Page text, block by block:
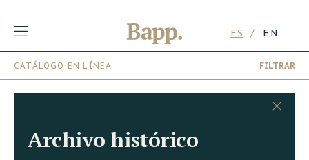
content
ES EN
Archivo histórico
CATÁLOGO EN LÍNEA FILTRAR